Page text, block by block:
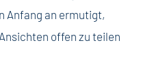
Anfang an ermutigt,
offen zu teilen